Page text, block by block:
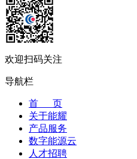
欢迎扫码关注
导航栏
首 页
关于能耀
产品服务
数字能源云
人才招聘